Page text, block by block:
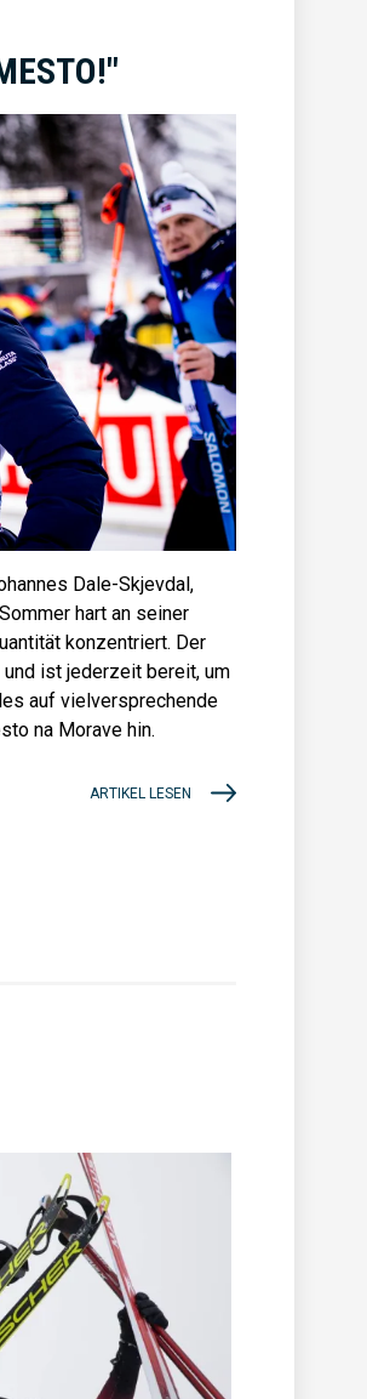
Dale-Skjevdal,
hart an seiner
konzentriert. Der
ist jederzeit bereit, um
auf vielversprechende
na Morave hin.
ARTIKEL LESEN